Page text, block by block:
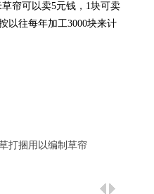
帘可以卖5元钱，1块可卖
以往每年加工3000块来计
打捆用以编制草帘